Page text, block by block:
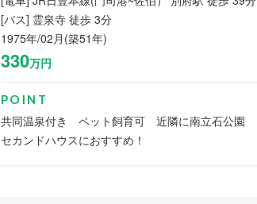
[バス] 霊泉寺 徒歩 3分
1975年/02月(築51年)
330万円
POINT
共同温泉付き ペット飼育可 近隣に南立石公園
セカンドハウスにおすすめ！